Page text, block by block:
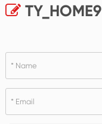
TY_HOME9